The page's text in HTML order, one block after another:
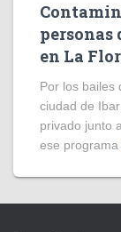
en La
Por los bailes
ciudad de
privado junto
ese programa